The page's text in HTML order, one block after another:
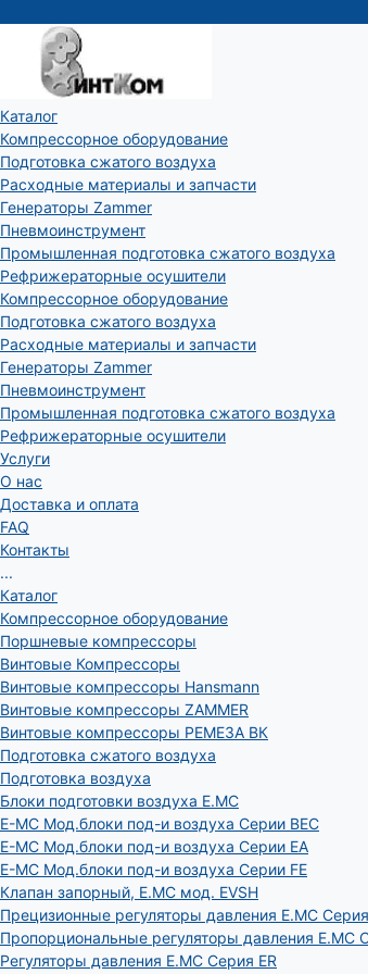
Каталог
Компрессорное оборудование
Подготовка сжатого воздуха
Расходные материалы и запчасти
Генераторы Zammer
Пневмоинструмент
Промышленная подготовка сжатого воздуха
Рефрижераторные осушители
Компрессорное оборудование
Подготовка сжатого воздуха
Расходные материалы и запчасти
Генераторы Zammer
Пневмоинструмент
Промышленная подготовка сжатого воздуха
Рефрижераторные осушители
Услуги
О нас
Доставка и оплата
FAQ
Контакты
...
Каталог
Компрессорное оборудование
Поршневые компрессоры
Винтовые Компрессоры
Винтовые компрессоры Hansmann
Винтовые компрессоры ZAMMER
Винтовые компрессоры РЕМЕЗА ВК
Подготовка сжатого воздуха
Подготовка воздуха
Блоки подготовки воздуха E.MC
E-MC Мод.блоки под-и воздуха Серии BEC
E-MC Мод.блоки под-и воздуха Серии EA
E-MC Мод.блоки под-и воздуха Серии FE
Клапан запорный, E.MC мод. EVSH
Прецизионные регуляторы давления E.MC Серия
Пропорциональные регуляторы давления E.MC
Регуляторы давления E.MC Серия ER